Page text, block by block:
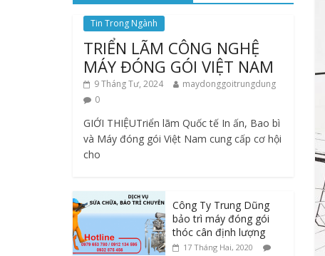
Tin Trong Ngành
TRIỂN LÃM CÔNG NGHỆ
MÁY ĐÓNG GÓI VIỆT NAM
9 Tháng Tư, 2024
maydonggoitrungdung
0
GIỚI THIỆUTriển lãm Quốc tế In ấn, Bao bì
và Máy đóng gói Việt Nam cung cấp cơ hội
cho
Công Ty Trung Dũng
bảo trì máy đóng gói
thóc cân định lượng
17 Tháng Hai, 2020